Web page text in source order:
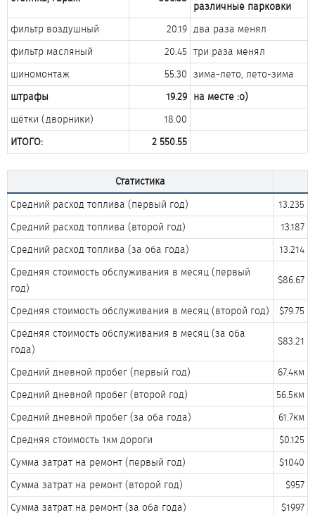
различные парковки
фильтр воздушный​
20.19​ два раза менял​
фильтр масляный​
20.45​ три раза менял​
шиномонтаж​
55.30​ зима-лето, лето-зима​
штрафы
19.29 на месте :о)
щётки (дворники)​
18.00​
ИТОГО:
2 550.55
Статистика
Средний расход топлива (первый год)​
13.235​
Средний расход топлива (второй год)​
13.187​
Средний расход топлива (за оба года)​
13.214​
Средняя стоимость обслуживания в месяц (первый
год)​
$86.67​
Средняя стоимость обслуживания в месяц (второй год)​
$79.75​
Средняя стоимость обслуживания в месяц (за оба
года)​
$83.21​
Средний дневной пробег (первый год)​
67.4км​
Средний дневной пробег (второй год)​
56.5км​
Средний дневной пробег (за оба года)​
61.7км​
Средняя стоимость 1км дороги​
$0.125​
Сумма затрат на ремонт (первый год)​
$1040​
Сумма затрат на ремонт (второй год)​
$957​
Сумма затрат на ремонт (за оба года)​
$1997​